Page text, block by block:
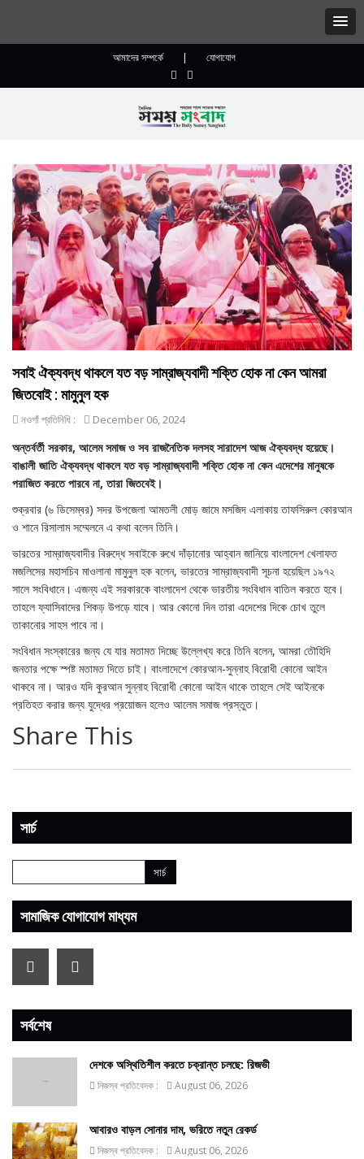
আমাদের সম্পর্কে | যোগাযোগ
সবাই ঐক্যবদ্ধ থাকলে যত বড় সাম্রাজ্যবাদী শক্তি হোক না কেন আমরা
জিতবোই : মামুনুল হক
নওগাঁ প্রতিনিধি : December 06, 2024
অন্তর্বর্তী সরকার, আলেম সমাজ ও সব রাজনৈতিক দলসহ সারাদেশ আজ ঐক্যবদ্ধ হয়েছে।
বাঙালী জাতি ঐক্যবদ্ধ থাকলে যত বড় সাম্রাজ্যবাদী শক্তি হোক না কেন এদেশের মানুষকে
পরাজিত করতে পারবে না, তারা জিতবেই।
শুক্রবার (৬ ডিসেম্বর) সদর উপজেলা আমতলী মোড় জামে মসজিদ এলাকায় তাফসিরুল কোরআন
ও শানে রিসালাম সম্মেলনে এ কথা বলেন তিনি।
ভারতের সাম্রাজ্যবাদীর বিরুদ্ধে সবাইকে রুখে দাঁড়ানোর আহ্বান জানিয়ে বাংলাদেশ খেলাফত
মজলিসের মহাসচিব মাওলানা মামুনুল হক বলেন, ভারতের সাম্রাজ্যবাদী সূচনা হয়েছিল ১৯৭২
সালে সংবিধানে। এজন্য এই সরকারকে বাংলাদেশ থেকে ভারতীয় সংবিধান বাতিল করতে হবে।
তাহলে ফ্যাসিবাদের শিকড় উপড়ে যাবে। আর কোনো দিন তারা এদেশের দিকে চোখ তুলে
তাকানোর সাহস পাবে না।
সংবিধান সংস্কারের জন্য যে যার মতামত দিচ্ছে উল্লেখ্য করে তিনি বলেন, আমরা তৌহিদি
জনতার পক্ষে স্পষ্ট মতামত দিতে চাই। বাংলাদেশে কোরআন-সুন্নাহ বিরোধী কোনো আইন
থাকবে না। আরও যদি কুরআন সুন্নাহ বিরোধী কোনো আইন থাকে তাহলে সেই আইনকে
প্রতিহত করার জন্য যুদ্ধের প্রয়োজন হলেও আলেম সমাজ প্রস্তুত।
Share This
সার্চ
সামাজিক যোগাযোগ মাধ্যম
সর্বশেষ
দেশকে অস্থিতিশীল করতে চক্রান্ত চলছে: রিজভী
নিজস্ব প্রতিবেদক : August 06, 2026
আবারও বাড়ল সোনার দাম, ভরিতে নতুন রেকর্ড
নিজস্ব প্রতিবেদক : August 06, 2026